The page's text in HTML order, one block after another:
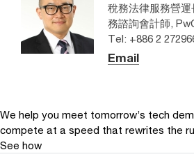
稅務法律服務營
務諮詢會計師,
Tel: +886 2
Email
We help you meet tomorrow’s tech
compete at a speed that rewrites the
See how